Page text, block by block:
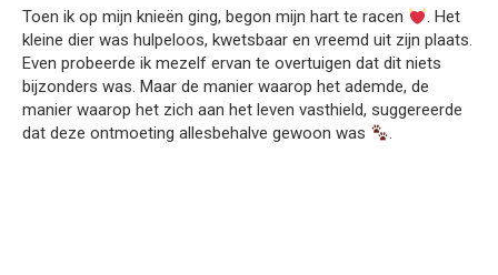
Toen ik op mijn knieën ging, begon mijn hart te racen
. Het
kleine dier was hulpeloos, kwetsbaar en vreemd uit zijn plaats.
Even probeerde ik mezelf ervan te overtuigen dat dit niets
bijzonders was. Maar de manier waarop het ademde, de
manier waarop het zich aan het leven vasthield, suggereerde
dat deze ontmoeting allesbehalve gewoon was
.